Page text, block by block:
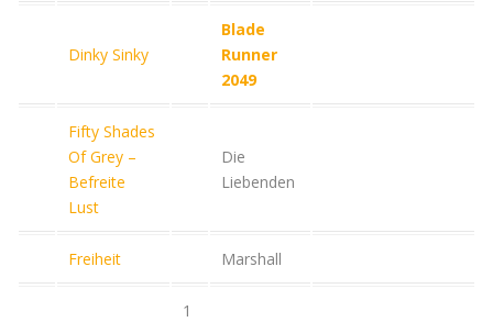
Dinky Sinky
Blade
Runner
2049
Fifty Shades
Of Grey –
Befreite
Lust
Die
Liebenden
Freiheit Marshall
1